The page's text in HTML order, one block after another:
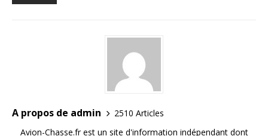
A propos de admin
2510 Articles
Avion-Chasse.fr est un site d'information indépendant dont